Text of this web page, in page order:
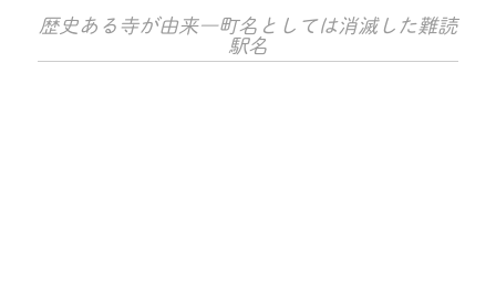
歴史ある寺が由来―町名としては消滅した難読
駅名